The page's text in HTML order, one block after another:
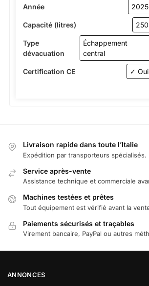
Année 2025
Capacité (litres) 250
Type
dévacuation
Échappement
central
Certification CE ✓ Oui
Livraison rapide dans toute l’Italie
Expédition par transporteurs spécialisés.
Service après-vente
Assistance technique et commerciale
Machines testées et prêtes
Tout équipement est vérifié avant la
Paiements sécurisés et traçables
Virement bancaire, PayPal ou autres
ANNONCES